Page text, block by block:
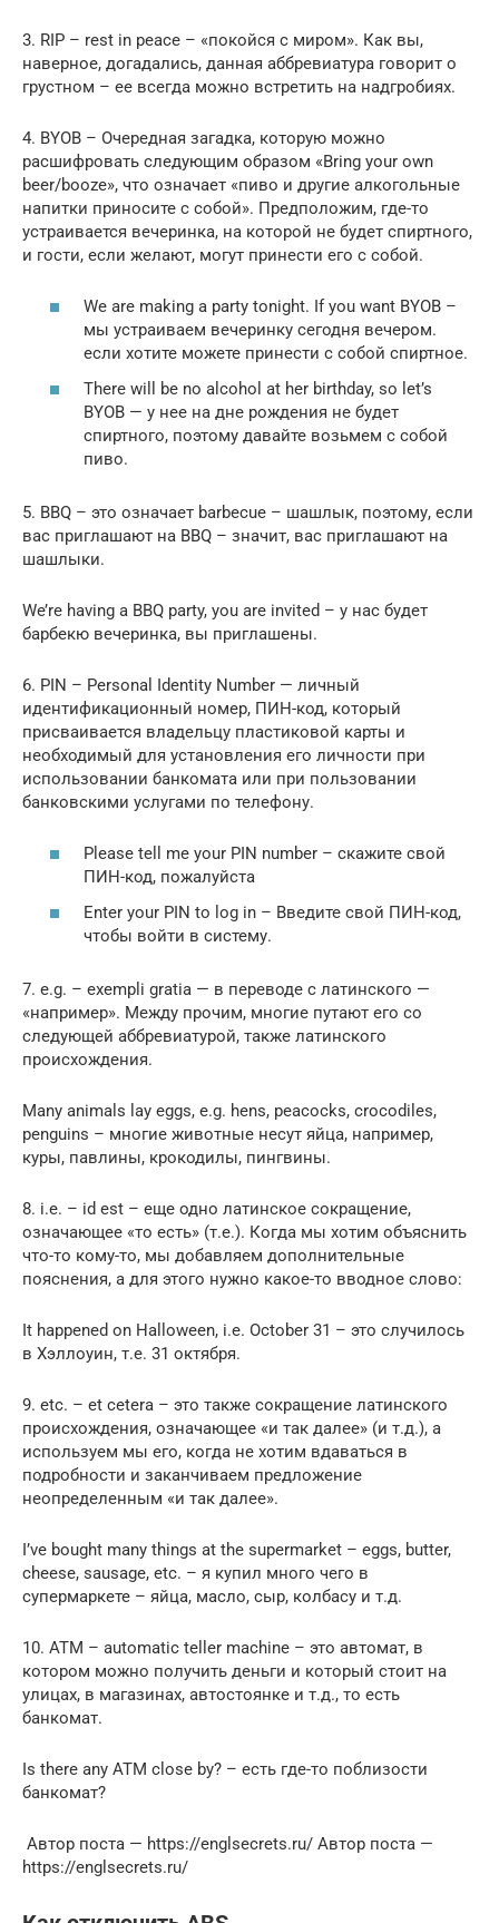
3. RIP – rest in peace – «покойся с миром». Как вы,
наверное, догадались, данная аббревиатура говорит о
грустном – ее всегда можно встретить на надгробиях.
4. BYOB – Очередная загадка, которую можно
расшифровать следующим образом «Bring your own
beer/booze», что означает «пиво и другие алкогольные
напитки приносите с собой». Предположим, где-то
устраивается вечеринка, на которой не будет спиртного,
и гости, если желают, могут принести его с собой.
We are making a party tonight. If you want BYOB –
мы устраиваем вечеринку сегодня вечером.
если хотите можете принести с собой спиртное.
There will be no alcohol at her birthday, so let’s
BYOB — у нее на дне рождения не будет
спиртного, поэтому давайте возьмем с собой
пиво.
5. BBQ – это означает barbecue – шашлык, поэтому, если
вас приглашают на BBQ – значит, вас приглашают на
шашлыки.
We’re having a BBQ party, you are invited – у нас будет
барбекю вечеринка, вы приглашены.
6. PIN – Personal Identity Number — личный
идентификационный номер, ПИН-код, который
присваивается владельцу пластиковой карты и
необходимый для установления его личности при
использовании банкомата или при пользовании
банковскими услугами по телефону.
Please tell me your PIN number – скажите свой
ПИН-код, пожалуйста
Enter your PIN to log in – Введите свой ПИН-код,
чтобы войти в систему.
7. e.g. – exempli gratia — в переводе с латинского —
«например». Между прочим, многие путают его со
следующей аббревиатурой, также латинского
происхождения.
Many animals lay eggs, e.g. hens, peacocks, crocodiles,
penguins – многие животные несут яйца, например,
куры, павлины, крокодилы, пингвины.
8. i.e. – id est – еще одно латинское сокращение,
означающее «то есть» (т.е.). Когда мы хотим объяснить
что-то кому-то, мы добавляем дополнительные
пояснения, а для этого нужно какое-то вводное слово:
It happened on Halloween, i.e. October 31 – это случилось
в Хэллоуин, т.е. 31 октября.
9. etc. – et cetera – это также сокращение латинского
происхождения, означающее «и так далее» (и т.д.), а
используем мы его, когда не хотим вдаваться в
подробности и заканчиваем предложение
неопределенным «и так далее».
I’ve bought many things at the supermarket – eggs, butter,
cheese, sausage, etc. – я купил много чего в
супермаркете – яйца, масло, сыр, колбасу и т.д.
10. ATM – automatic teller machine – это автомат, в
котором можно получить деньги и который стоит на
улицах, в магазинах, автостоянке и т.д., то есть
банкомат.
Is there any ATM close by? – есть где-то поблизости
банкомат?
Автор поста — https://englsecrets.ru/ Автор поста —
https://englsecrets.ru/